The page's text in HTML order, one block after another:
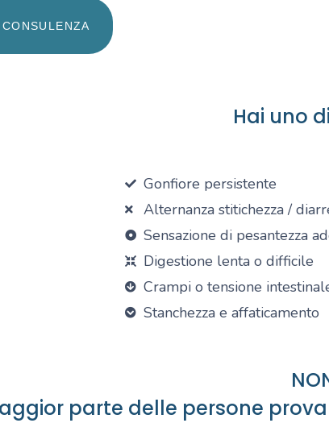
Hai uno
Gonfiore persistente
Alternanza stitichezza /
Sensazione di pesantezza
Digestione lenta o difficile
Crampi o tensione
Stanchezza e affaticamento
parte delle persone